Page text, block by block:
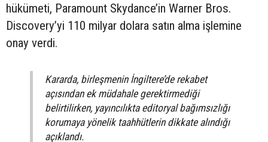
hükümeti, Paramount Skydance’in Warner Bros.
Discovery’yi 110 milyar dolara satın alma işlemine
onay verdi.
Kararda, birleşmenin İngiltere’de rekabet
açısından ek müdahale gerektirmediği
belirtilirken, yayıncılıkta editoryal bağımsızlığı
korumaya yönelik taahhütlerin dikkate alındığı
açıklandı.